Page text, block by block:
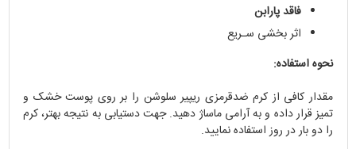
فاقد پارابن
اثر بخشی سـریع
نحوه استفاده:
مقدار کافی از کرم ضدقرمزى ریپیر سلوشن را بر روی پوست خشک و
تمیز قرار داده و به آرامی ماساژ دهید. جهت دستیابی به نتیجه بهتر، کرم
را دو بار در روز استفاده نمایید.